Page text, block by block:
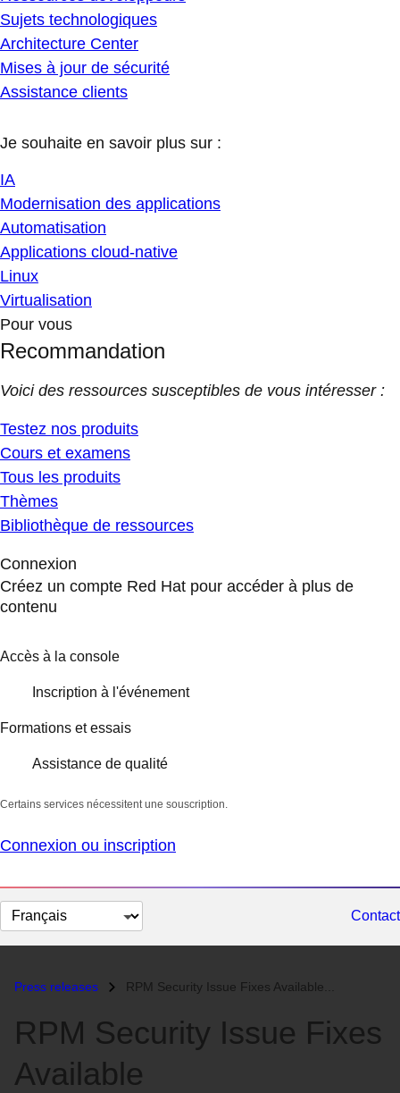
Sujets technologiques
Architecture Center
Mises à jour de sécurité
Assistance clients
Je souhaite en savoir plus sur :
IA
Modernisation des applications
Automatisation
Applications cloud-native
Linux
Virtualisation
Pour vous
Recommandation
Voici des ressources susceptibles de vous intéresser :
Testez nos produits
Cours et examens
Tous les produits
Thèmes
Bibliothèque de ressources
Connexion
Créez un compte Red Hat pour accéder à plus de
contenu
Accès à la console
Inscription à l'événement
Formations et essais
Assistance de qualité
Certains services nécessitent une souscription.
Connexion ou inscription
Changer
la
Contact
Press releases RPM Security Issue Fixes Available...
RPM Security Issue Fixes
Available